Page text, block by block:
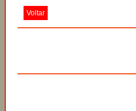
Voltar